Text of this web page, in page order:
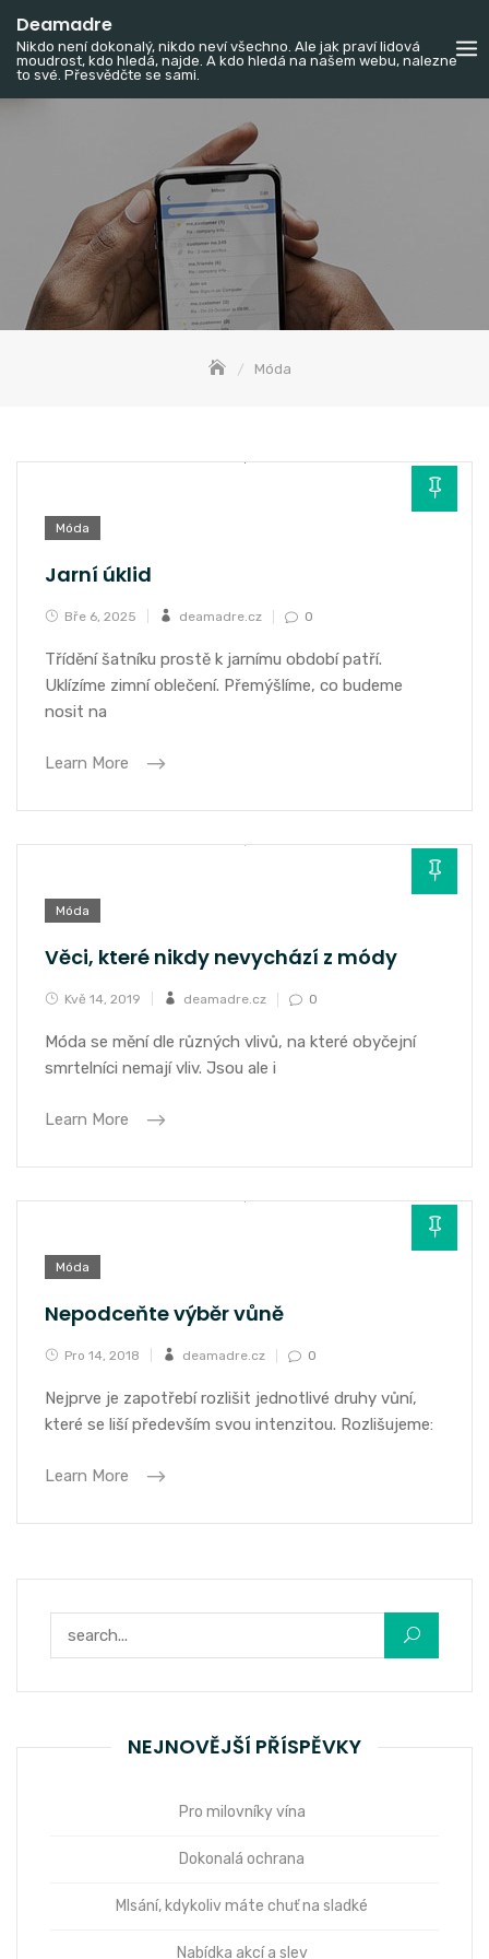
content
Deamadre
Nikdo není dokonalý, nikdo neví všechno. Ale jak praví lidová
moudrost, kdo hledá, najde. A kdo hledá na našem webu, nalezne
to své. Přesvědčte se sami.
Móda
Móda
Jarní úklid
Bře 6, 2025 deamadre.cz 0
Třídění šatníku prostě k jarnímu období patří.
Uklízíme zimní oblečení. Přemýšlíme, co budeme
nosit na
Learn More
Móda
Věci, které nikdy nevychází z módy
Kvě 14, 2019 deamadre.cz 0
Móda se mění dle různých vlivů, na které obyčejní
smrtelníci nemají vliv. Jsou ale i
Learn More
Móda
Nepodceňte výběr vůně
Pro 14, 2018 deamadre.cz 0
Nejprve je zapotřebí rozlišit jednotlivé druhy vůní,
které se liší především svou intenzitou. Rozlišujeme:
Learn More
NEJNOVĚJŠÍ PŘÍSPĚVKY
Pro milovníky vína
Dokonalá ochrana
Mlsání, kdykoliv máte chuť na sladké
Nabídka akcí a slev